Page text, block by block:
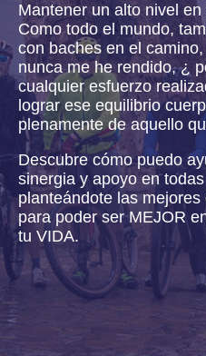
Mantener un alto nivel
Como todo el mundo,
con baches en el
nunca me he rendido, ¿
cualquier esfuerzo
lograr ese equilibrio
plenamente de aquello
Descubre cómo puedo
sinergia y apoyo en
planteándote las
para poder ser MEJOR
tu VIDA.